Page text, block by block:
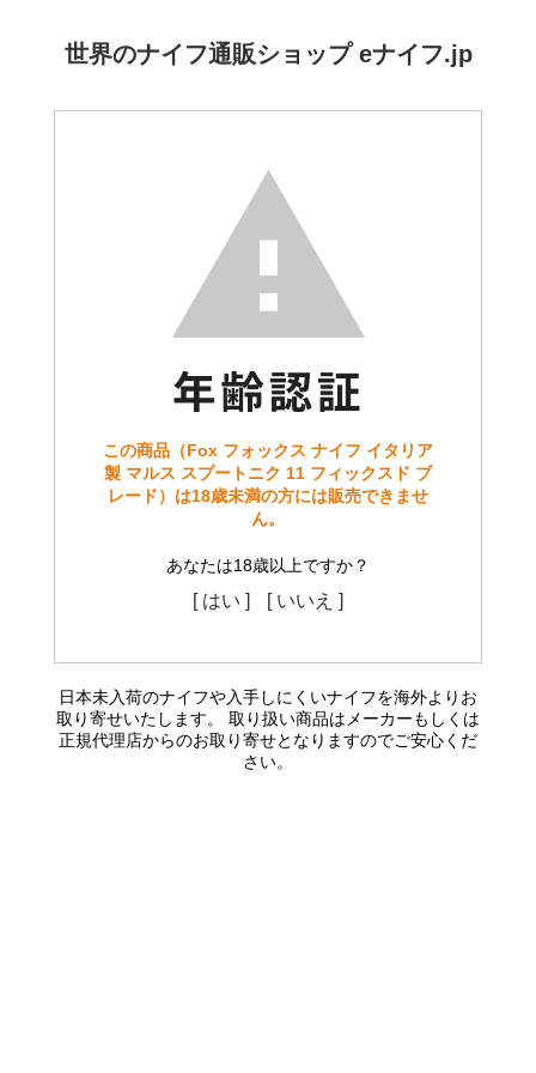
世界のナイフ通販ショップ eナイフ.jp
この商品（Fox フォックス ナイフ イタリア
製 マルス スプートニク 11 フィックスド ブ
レード）は18歳未満の方には販売できませ
ん。
あなたは18歳以上ですか？
[ はい ] [ いいえ ]
日本未入荷のナイフや入手しにくいナイフを海外よりお
取り寄せいたします。 取り扱い商品はメーカーもしくは
正規代理店からのお取り寄せとなりますのでご安心くだ
さい。